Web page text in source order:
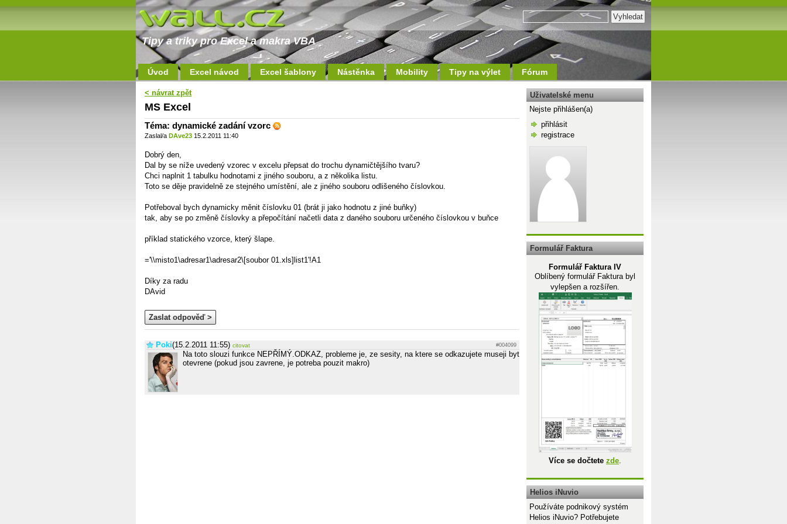
Tipy a triky pro Excel a makra VBA
Úvod Excel návod Excel šablony Nástěnka Mobility Tipy na výlet Fórum
< návrat zpět
MS Excel
Téma: dynamické zadání vzorc
Zaslal/a DAve23 15.2.2011 11:40
Dobrý den,
Dal by se níže uvedený vzorec v excelu přepsat do trochu dynamičtějšího tvaru?
Chci naplnit 1 tabulku hodnotami z jiného souboru, a z několika listu.
Toto se děje pravidelně ze stejného umístění, ale z jiného souboru odlišeného číslovkou.
Potřeboval bych dynamicky měnit číslovku 01 (brát ji jako hodnotu z jiné buňky)
tak, aby se po změně číslovky a přepočítání načetli data z daného souboru určeného číslovkou v buňce
příklad statického vzorce, který šlape.
='\\misto1\adresar1\adresar2\[soubor 01.xls]list1'!A1
Díky za radu
DAvid
Zaslat odpověď >
Poki(15.2.2011 11:55) citovat #004099
Na toto slouzi funkce NEPŘÍMÝ.ODKAZ, probleme je, ze sesity, na ktere se odkazujete museji byt
otevrene (pokud jsou zavrene, je potreba pouzit makro)
Uživatelské menu
Nejste přihlášen(a)
přihlásit
registrace
Formulář Faktura
Formulář Faktura IV
Oblíbený formulář Faktura byl
vylepšen a rozšířen.
Více se dočtete zde.
Helios iNuvio
Používáte podnikový systém
Helios iNuvio? Potřebujete